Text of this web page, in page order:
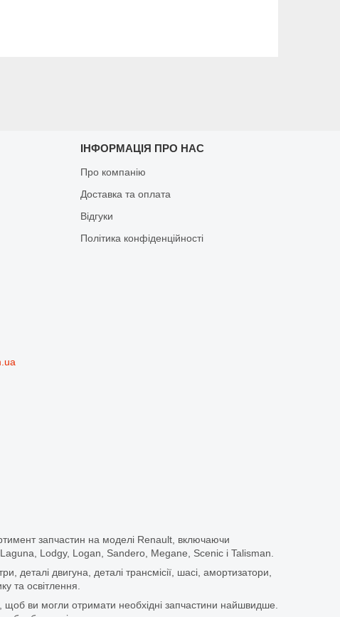
ІНФОРМАЦІЯ ПРО НАС
Про компанію
Доставка та оплата
Відгуки
Політика конфіденційності
запчастин на моделі Renault, включаючи
Lodgy, Logan, Sandero, Megane, Scenic і Talisman.
деталі двигуна, деталі трансмісії, шасі, амортизатори,
та освітлення.
щоб ви могли отримати необхідні запчастини найшвидше.